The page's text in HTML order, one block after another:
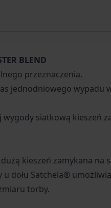
BLEND
przeznaczenia.
jednodniowego wypadu
siatkową kieszeń
kieszeń zamykana na
u dołu Satchela®
torby.